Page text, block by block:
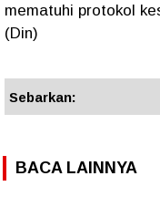
mematuhi protokol
(Din)
Sebarkan:
BACA LAINNYA